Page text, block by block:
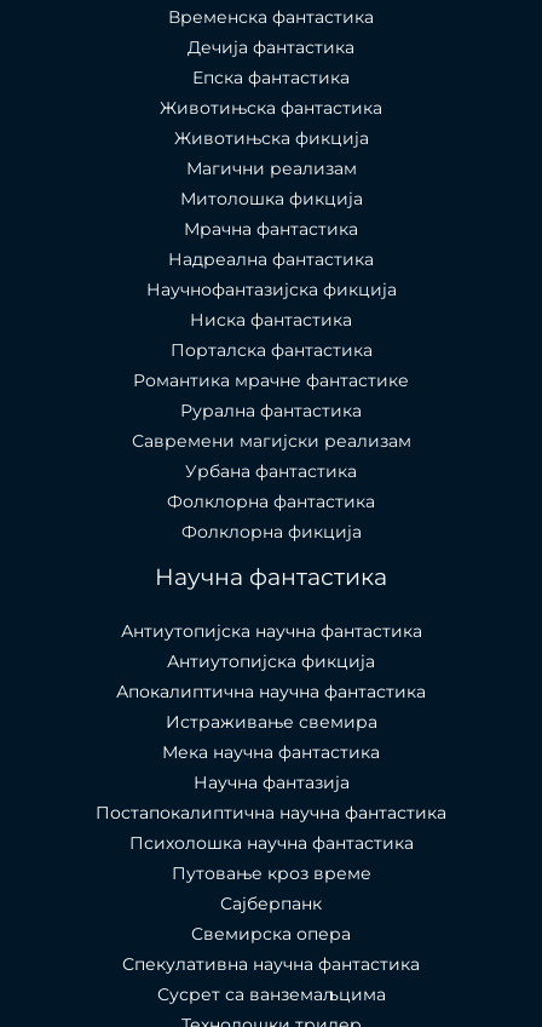
Временска фантастика
Дечија фантастика
Епска фантастика
Животињска фантастика
Животињска фикција
Магични реализам
Митолошка фикција
Мрачна фантастика
Надреална фантастика
Научнофантазијска фикција
Ниска фантастика
Порталска фантастика​
Романтика мрачне фантастике
Рурална фантастика
Савремени магијски реализам
Урбана фантастика
Фолклорна фантастика
Фолклорна фикција
Научна фантастика
Антиутопијска научна фантастика
Антиутопијска фикција
Апокалиптична научна фантастика
Истраживање свемира
Мека научна фантастика
Научна фантазија
Постапокалиптична научна фантастика
Психолошка научна фантастика
Путовање кроз време
Сајберпанк
Свемирска опера
Спекулативна научна фантастика
Сусрет са ванземаљцима